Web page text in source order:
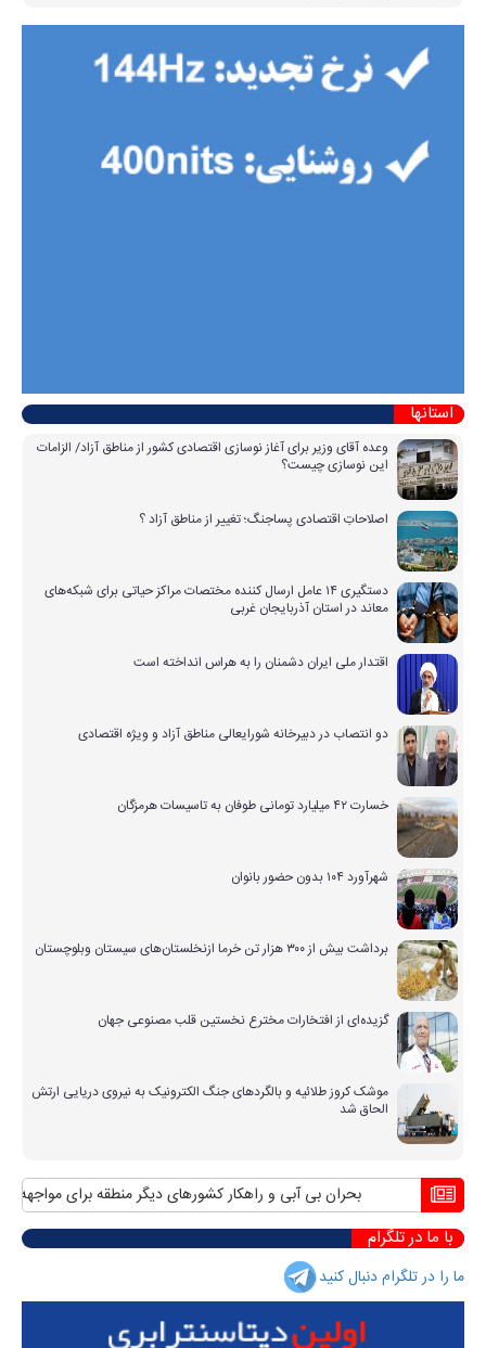
استانها
وعده آقای وزیر برای آغاز نوسازی اقتصادی کشور از مناطق آزاد/ الزامات
این نوسازی چیست؟
اصلاحاتِ اقتصادی پساجنگ؛ تغییر از مناطق آزاد ؟
دستگیری ۱۴ عامل ارسال کننده مختصات مراکز حیاتی برای شبکه‌های
معاند در استان آذربایجان غربی
اقتدار ملی ایران دشمنان را به هراس انداخته است
دو انتصاب در دبیرخانه شورایعالی مناطق آزاد و ویژه اقتصادی
خسارت ۴۲ میلیارد تومانی طوفان به تاسیسات هرمزگان
شهرآورد ۱۰۴ بدون حضور بانوان
برداشت بیش از ۳۰۰ هزار تن خرما ازنخلستان‌های سیستان وبلوچستان
گزیده‌ای از افتخارات مخترع نخستین قلب مصنوعی جهان
موشک کروز طلائیه و بالگردهای جنگ الکترونیک به نیروی دریایی ارتش
الحاق شد
بحران بی آبی و راهکار کشورهای دیگر منطقه برای مواجهه با
با ما در تلگرام
ما را در تلگرام دنبال کنید